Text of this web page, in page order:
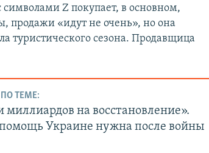
Z покупает, в основном,
продажи «идут не очень», но она
туристического сезона. Продавщица
ТЕМЕ:
миллиардов на восстановление».
Украине нужна после войны